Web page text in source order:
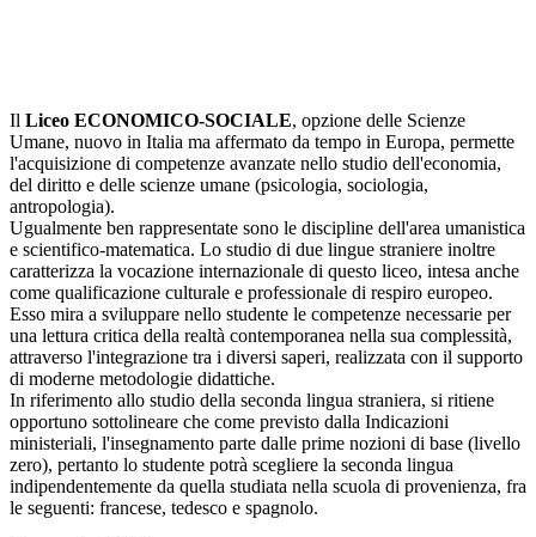
Il Liceo ECONOMICO-SOCIALE, opzione delle Scienze
Umane, nuovo in Italia ma affermato da tempo in Europa, permette
l'acquisizione di competenze avanzate nello studio dell'economia,
del diritto e delle scienze umane (psicologia, sociologia,
antropologia).
Ugualmente ben rappresentate sono le discipline dell'area umanistica
e scientifico-matematica. Lo studio di due lingue straniere inoltre
caratterizza la vocazione internazionale di questo liceo, intesa anche
come qualificazione culturale e professionale di respiro europeo.
Esso mira a sviluppare nello studente le competenze necessarie per
una lettura critica della realtà contemporanea nella sua complessità,
attraverso l'integrazione tra i diversi saperi, realizzata con il supporto
di moderne metodologie didattiche.
In riferimento allo studio della seconda lingua straniera, si ritiene
opportuno sottolineare che come previsto dalla Indicazioni
ministeriali, l'insegnamento parte dalle prime nozioni di base (livello
zero), pertanto lo studente potrà scegliere la seconda lingua
indipendentemente da quella studiata nella scuola di provenienza, fra
le seguenti: francese, tedesco e spagnolo.